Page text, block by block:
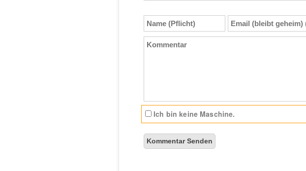
Name
(Pflicht)
Email
(bleibt
geheim)
Kommentar
Ich bin keine Maschine.